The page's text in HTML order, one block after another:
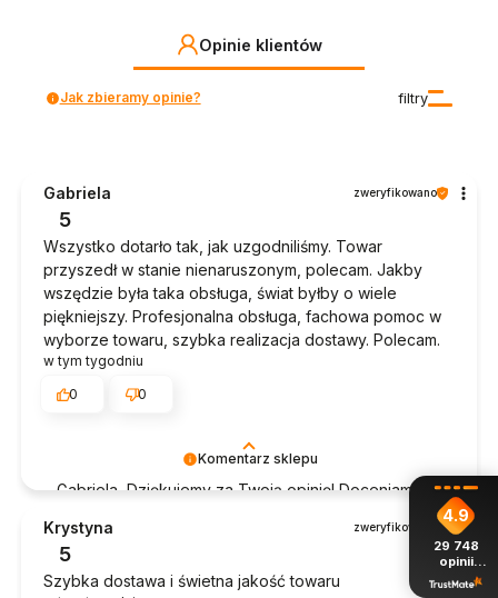
Opinie klientów
filtry
Jak zbieramy opinie?
Komentarz sklepu
Gabriela, Dziękujemy za Twoją opinię! Doceniamy
doświadczeniem. Jesteśmy szczęśliwi, że mamy
takich klientów. Z pozdrowieniami, obsługa sklepu.
Gabriela zweryfikowano
5
Wszystko dotarło tak, jak uzgodniliśmy. Towar
przyszedł w stanie nienaruszonym, polecam. Jakby
wszędzie była taka obsługa, świat byłby o wiele
piękniejszy. Profesjonalna obsługa, fachowa pomoc w
wyborze towaru, szybka realizacja dostawy. Polecam.
w tym tygodniu
0
0
Krystyna zweryfikowano
5
Szybka dostawa i świetna jakość towaru
4.9
29 748
opinii
z całego
okresu